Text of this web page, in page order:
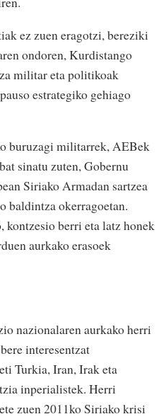
ez zuen eragotzi, bereziki
ondoren, Kurdistango
militar eta politikoak
estrategiko gehiago
buruzagi militarrek, AEBek
sinatu zuten, Gobernu
Siriako Armadan sartzea
baldintza okerragoetan.
kontzesio berri eta latz honek
aurkako erasoek
nazionalaren aurkako herri
interesentzat
Turkia, Iran, Irak eta
inperialistek. Herri
zuen 2011ko Siriako krisi